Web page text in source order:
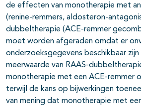
de effecten van monotherapie met
(renine-remmers, aldosteron-
dubbeltherapie (ACE-remmer
moet worden afgeraden omdat er
onderzoeksgegevens beschikbaar
meerwaarde van RAAS-
monotherapie met een ACE-remmer
terwijl de kans op bijwerkingen
van mening dat monotherapie met